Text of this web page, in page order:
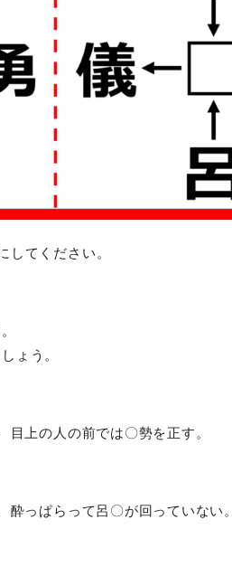
してください。
ょう。
上の人の前では〇勢を正す。
っぱらって呂〇が回っていない。